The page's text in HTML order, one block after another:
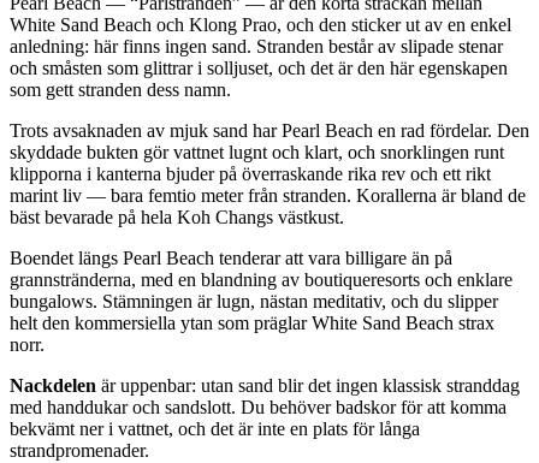
White Sand Beach och Klong Prao, och den sticker ut av en enkel
anledning: här finns ingen sand. Stranden består av slipade stenar
och småsten som glittrar i solljuset, och det är den här egenskapen
som gett stranden dess namn.
Trots avsaknaden av mjuk sand har Pearl Beach en rad fördelar. Den
skyddade bukten gör vattnet lugnt och klart, och snorklingen runt
klipporna i kanterna bjuder på överraskande rika rev och ett rikt
marint liv — bara femtio meter från stranden. Korallerna är bland de
bäst bevarade på hela Koh Changs västkust.
Boendet längs Pearl Beach tenderar att vara billigare än på
grannstränderna, med en blandning av boutiqueresorts och enklare
bungalows. Stämningen är lugn, nästan meditativ, och du slipper
helt den kommersiella ytan som präglar White Sand Beach strax
norr.
Nackdelen är uppenbar: utan sand blir det ingen klassisk stranddag
med handdukar och sandslott. Du behöver badskor för att komma
bekvämt ner i vattnet, och det är inte en plats för långa
strandpromenader.